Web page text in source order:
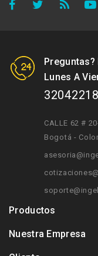
Lunes A
CALLE 62 #
Bogotá -
Productos
Nuestra Empresa